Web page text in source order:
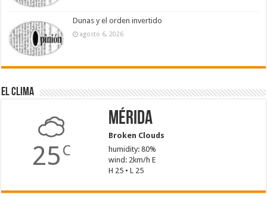
Dunas y el orden invertido
agosto 6, 2026
El Clima
25 C
Mérida
Broken Clouds
humidity: 80%
wind: 2km/h E
H 25 • L 25